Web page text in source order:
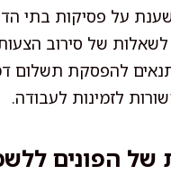
על פסיקות בתי
לשאלות של סירוב
להפסקת תשלום
לזמינות לעבודה.
של הפונים